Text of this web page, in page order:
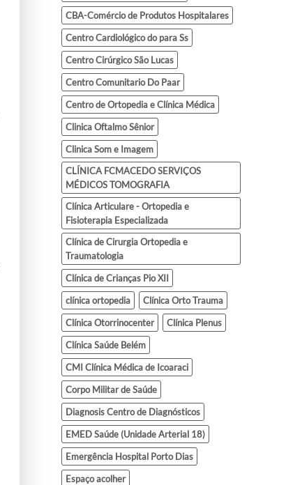
CBA-Comércio de Produtos Hospitalares
Centro Cardiológico do para Ss
Centro Cirúrgico São Lucas
Centro Comunitario Do Paar
Centro de Ortopedia e Clínica Médica
Clinica Oftalmo Sênior
Clinica Som e Imagem
CLÍNICA FCMACEDO SERVIÇOS
MÉDICOS TOMOGRAFIA
Clínica Articulare - Ortopedia e
Fisioterapia Especializada
Clínica de Cirurgia Ortopedia e
Traumatologia
Clínica de Crianças Pio XII
clínica ortopedia
Clínica Orto Trauma
Clínica Otorrinocenter
Clínica Plenus
Clínica Saúde Belém
CMI Clínica Médica de Icoaraci
Corpo Militar de Saúde
Diagnosis Centro de Diagnósticos
EMED Saúde (Unidade Arterial 18)
Emergência Hospital Porto Dias
Espaço acolher